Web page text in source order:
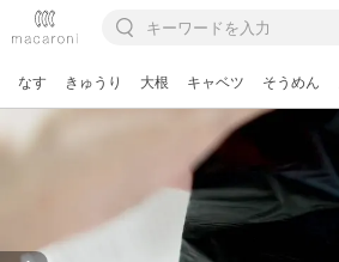
なす きゅうり 大根 キャベツ そうめん